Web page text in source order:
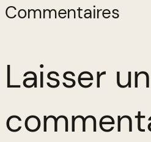
Commentaires
Laisser un